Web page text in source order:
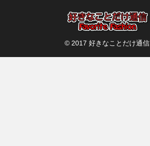
© 2017 好きなことだけ通信.